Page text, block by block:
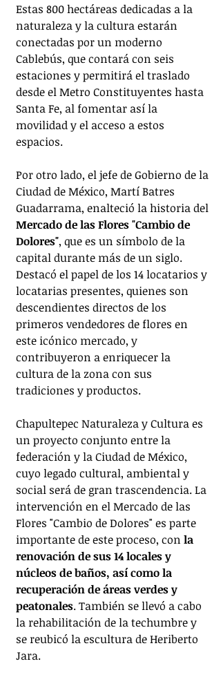
Estas 800 hectáreas dedicadas a la
naturaleza y la cultura estarán
conectadas por un moderno
Cablebús, que contará con seis
estaciones y permitirá el traslado
desde el Metro Constituyentes hasta
Santa Fe, al fomentar así la
movilidad y el acceso a estos
espacios.
Por otro lado, el jefe de Gobierno de la
Ciudad de México, Martí Batres
Guadarrama, enalteció la historia del
Mercado de las Flores "Cambio de
Dolores", que es un símbolo de la
capital durante más de un siglo.
Destacó el papel de los 14 locatarios y
locatarias presentes, quienes son
descendientes directos de los
primeros vendedores de flores en
este icónico mercado, y
contribuyeron a enriquecer la
cultura de la zona con sus
tradiciones y productos.
Chapultepec Naturaleza y Cultura es
un proyecto conjunto entre la
federación y la Ciudad de México,
cuyo legado cultural, ambiental y
social será de gran trascendencia. La
intervención en el Mercado de las
Flores "Cambio de Dolores" es parte
importante de este proceso, con la
renovación de sus 14 locales y
núcleos de baños, así como la
recuperación de áreas verdes y
peatonales. También se llevó a cabo
la rehabilitación de la techumbre y
se reubicó la escultura de Heriberto
Jara.